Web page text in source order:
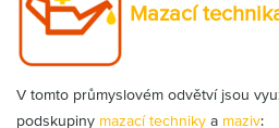
Mazací
V tomto průmyslovém odvětví jsou
podskupiny mazací techniky a maziv: